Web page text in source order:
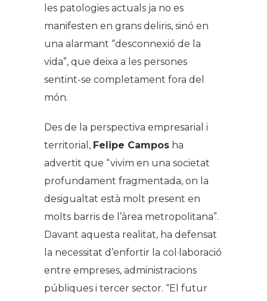
les patologies actuals ja no es
manifesten en grans deliris, sinó en
una alarmant “desconnexió de la
vida”, que deixa a les persones
sentint-se completament fora del
món.
Des de la perspectiva empresarial i
territorial, Felipe Campos ha
advertit que “vivim en una societat
profundament fragmentada, on la
desigualtat està molt present en
molts barris de l’àrea metropolitana”.
Davant aquesta realitat, ha defensat
la necessitat d’enfortir la col·laboració
entre empreses, administracions
públiques i tercer sector. “El futur